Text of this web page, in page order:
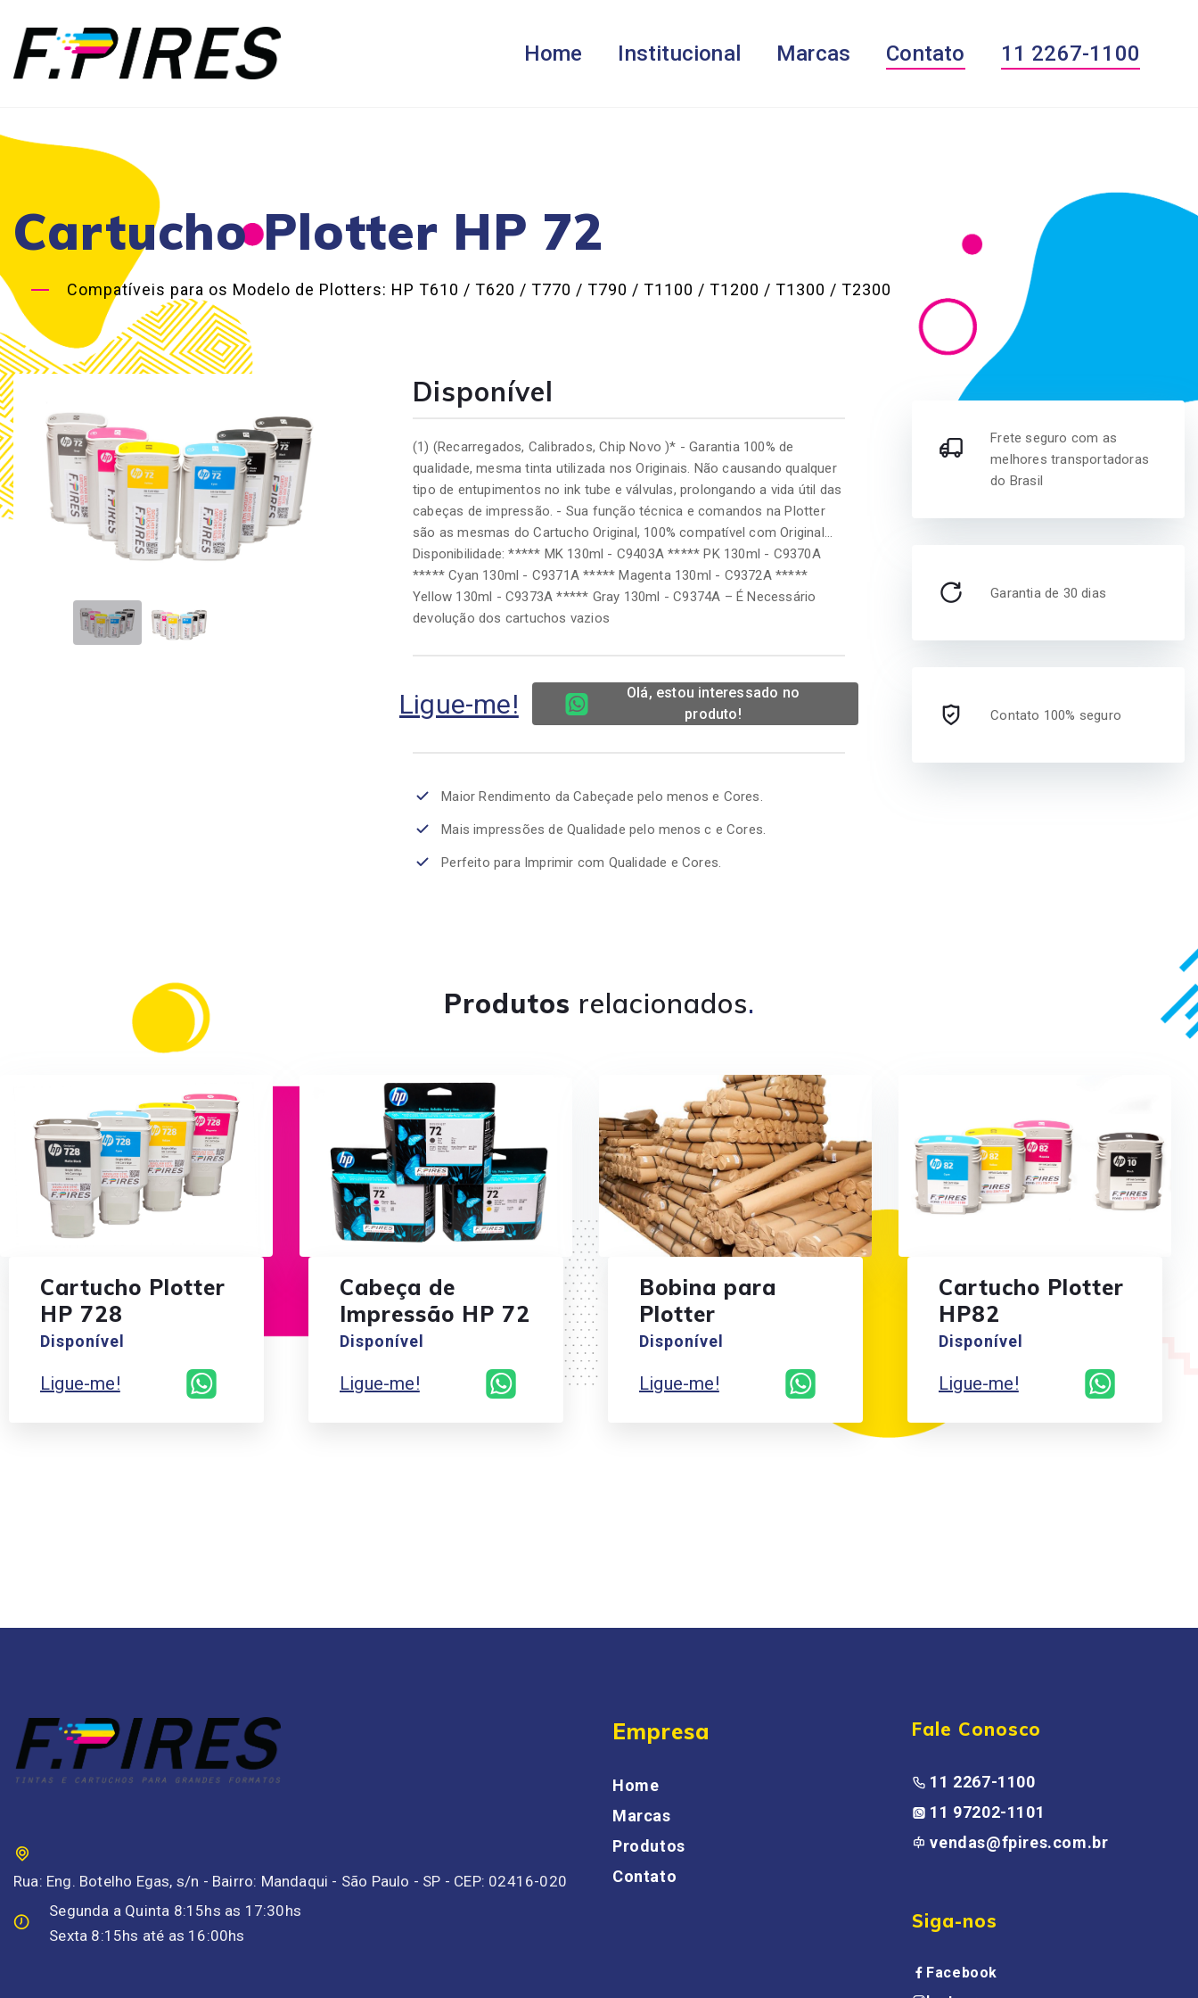
Home Institucional Marcas Contato 11 2267-1100
Cartucho Plotter HP 72
Compatíveis para os Modelo de Plotters: HP T610 / T620 / T770 / T790 / T1100 / T1200 / T1300 / T2300
Disponível
(1) (Recarregados, Calibrados, Chip Novo )* - Garantia 100% de
qualidade, mesma tinta utilizada nos Originais. Não causando qualquer
tipo de entupimentos no ink tube e válvulas, prolongando a vida útil das
cabeças de impressão. - Sua função técnica e comandos na Plotter
são as mesmas do Cartucho Original, 100% compatível com Original...
Disponibilidade: ***** MK 130ml - C9403A ***** PK 130ml - C9370A
***** Cyan 130ml - C9371A ***** Magenta 130ml - C9372A *****
Yellow 130ml - C9373A ***** Gray 130ml - C9374A – É Necessário
devolução dos cartuchos vazios
Ligue-me!
Olá, estou interessado no
produto!
Maior Rendimento da Cabeçade pelo menos e Cores.
Mais impressões de Qualidade pelo menos c e Cores.
Perfeito para Imprimir com Qualidade e Cores.
Frete seguro com as
melhores transportadoras
do Brasil
Garantia de 30 dias
Contato 100% seguro
Produtos relacionados.
Cartucho Plotter
HP 728
Disponível
Ligue-me!
Cabeça de
Impressão HP 72
Disponível
Ligue-me!
Bobina para
Plotter
Disponível
Ligue-me!
Cartucho Plotter
HP82
Disponível
Ligue-me!
Rua: Eng. Botelho Egas, s/n - Bairro: Mandaqui - São Paulo - SP - CEP: 02416-020
Segunda a Quinta 8:15hs as 17:30hs
Sexta 8:15hs até as 16:00hs
Empresa
Home
Marcas
Produtos
Contato
Fale Conosco
11 2267-1100
11 97202-1101
vendas@fpires.com.br
Siga-nos
Facebook